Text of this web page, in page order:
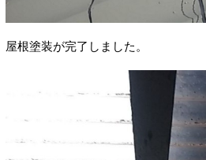
屋根塗装が完了しました。